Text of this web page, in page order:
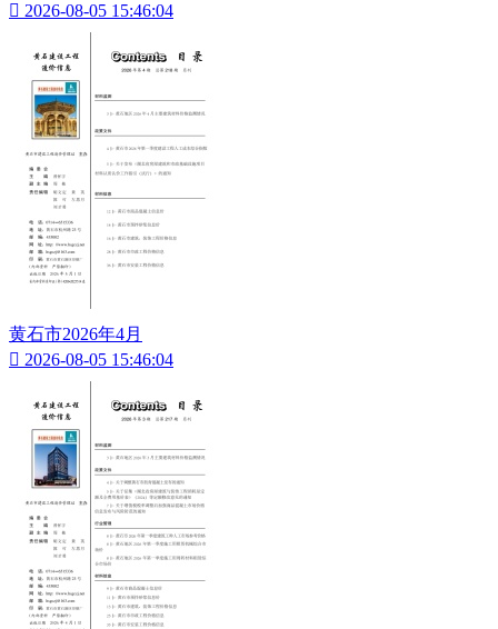
 2026-08-05 15:46:04
黄石市2026年4月
 2026-08-05 15:46:04